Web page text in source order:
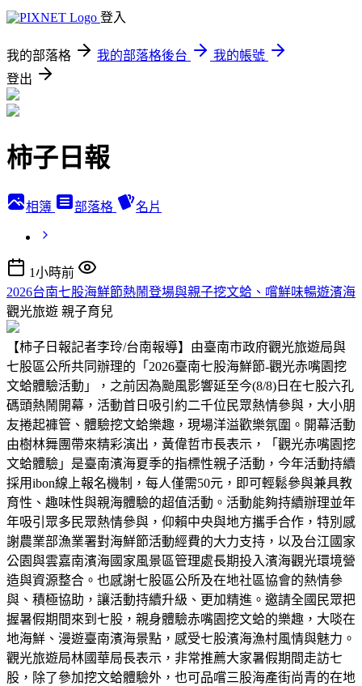
登入
我的部落格 我的部落格後台
我的帳號
登出
柿子日報
相簿 部落格 名片
1小時前
2026台南七股海鮮節熱鬧登場與親子挖文蛤、嚐鮮味暢遊濱海
觀光旅遊 親子育兒
【柿子日報記者李玲/台南報導】由臺南市政府觀光旅遊局與
七股區公所共同辦理的「2026臺南七股海鮮節-觀光赤嘴園挖
文蛤體驗活動」，之前因為颱風影響延至今(8/8)日在七股六孔
碼頭熱鬧開幕，活動首日吸引約二千位民眾熱情參與，大小朋
友捲起褲管、體驗挖文蛤樂趣，現場洋溢歡樂氛圍。開幕活動
由樹林舞團帶來精彩演出，黃偉哲市長表示，「觀光赤嘴園挖
文蛤體驗」是臺南濱海夏季的指標性親子活動，今年活動持續
採用ibon線上報名機制，每人僅需50元，即可輕鬆參與兼具教
育性、趣味性與親海體驗的超值活動。活動能夠持續辦理並年
年吸引眾多民眾熱情參與，仰賴中央與地方攜手合作，特別感
謝農業部漁業署對海鮮節活動經費的大力支持，以及台江國家
公園與雲嘉南濱海國家風景區管理處長期投入濱海觀光環境營
造與資源整合。也感謝七股區公所及在地社區協會的熱情參
與、積極協助，讓活動持續升級、更加精進。邀請全國民眾把
握暑假期間來到七股，親身體驗赤嘴園挖文蛤的樂趣，大啖在
地海鮮、漫遊臺南濱海景點，感受七股濱海漁村風情與魅力。
觀光旅遊局林國華局長表示，非常推薦大家暑假期間走訪七
股，除了參加挖文蛤體驗外，也可品嚐三股海產街尚青的在地